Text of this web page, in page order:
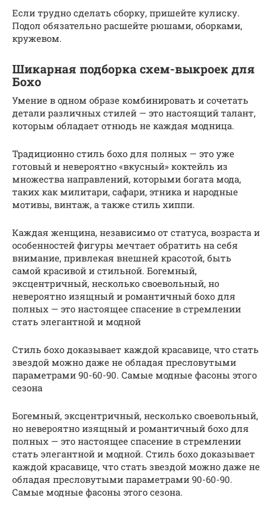
Если трудно сделать сборку, пришейте кулиску.
Подол обязательно расшейте рюшами, оборками,
кружевом.
Шикарная подборка схем-выкроек для
Бохо
Умение в одном образе комбинировать и сочетать
детали различных стилей — это настоящий талант,
которым обладает отнюдь не каждая модница.
Традиционно стиль бохо для полных — это уже
готовый и невероятно «вкусный» коктейль из
множества направлений, которыми богата мода,
таких как милитари, сафари, этника и народные
мотивы, винтаж, а также стиль хиппи.
Каждая женщина, независимо от статуса, возраста и
особенностей фигуры мечтает обратить на себя
внимание, привлекая внешней красотой, быть
самой красивой и стильной. Богемный,
эксцентричный, несколько своевольный, но
невероятно изящный и романтичный бохо для
полных — это настоящее спасение в стремлении
стать элегантной и модной
Стиль бохо доказывает каждой красавице, что стать
звездой можно даже не обладая пресловутыми
параметрами 90-60-90. Самые модные фасоны этого
сезона
Богемный, эксцентричный, несколько своевольный,
но невероятно изящный и романтичный бохо для
полных — это настоящее спасение в стремлении
стать элегантной и модной. Стиль бохо доказывает
каждой красавице, что стать звездой можно даже не
обладая пресловутыми параметрами 90-60-90.
Самые модные фасоны этого сезона.